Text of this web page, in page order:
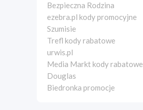
Bezpieczna Rodzina
ezebra.pl kody promocyjne
Szumisie
Trefl kody rabatowe
urwis.pl
Media Markt kody rabatowe
Douglas
Biedronka promocje